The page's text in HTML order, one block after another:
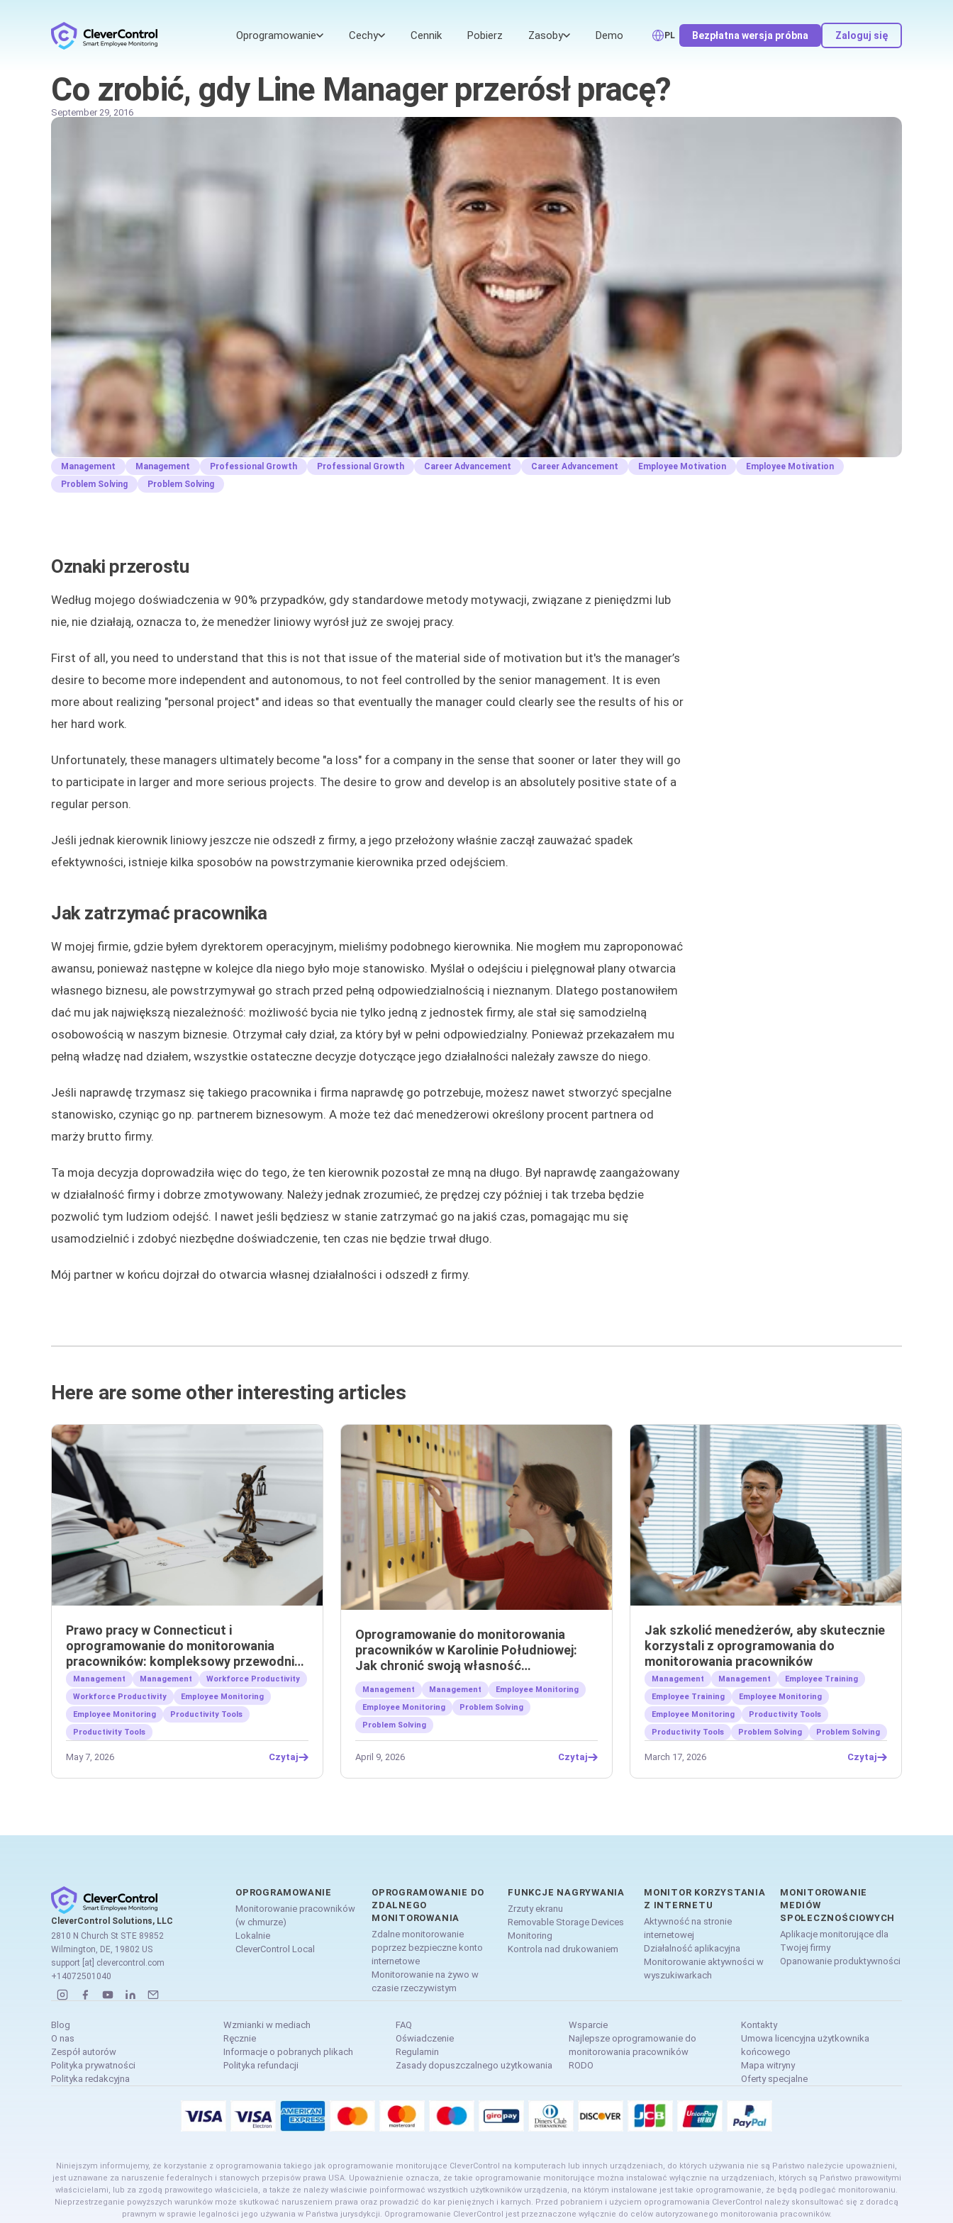
Oprogramowanie Cechy Cennik Pobierz Zasoby Demo PL Bezpłatna wersja próbna Zaloguj się
Co zrobić, gdy Line Manager przerósł pracę?
September 29, 2016
Management Management Professional Growth Professional Growth Career Advancement Career Advancement Employee Motivation
Employee Motivation
Problem Solving
Problem Solving
Oznaki przerostu
Według mojego doświadczenia w 90% przypadków, gdy standardowe metody motywacji, związane z pieniędzmi lub
nie, nie działają, oznacza to, że menedżer liniowy wyrósł już ze swojej pracy.
First of all, you need to understand that this is not that issue of the material side of motivation but it's the manager’s
desire to become more independent and autonomous, to not feel controlled by the senior management. It is even
more about realizing "personal project" and ideas so that eventually the manager could clearly see the results of his or
her hard work.
Unfortunately, these managers ultimately become "a loss" for a company in the sense that sooner or later they will go
to participate in larger and more serious projects. The desire to grow and develop is an absolutely positive state of a
regular person.
Jeśli jednak kierownik liniowy jeszcze nie odszedł z firmy, a jego przełożony właśnie zaczął zauważać spadek
efektywności, istnieje kilka sposobów na powstrzymanie kierownika przed odejściem.
Jak zatrzymać pracownika
W mojej firmie, gdzie byłem dyrektorem operacyjnym, mieliśmy podobnego kierownika. Nie mogłem mu zaproponować
awansu, ponieważ następne w kolejce dla niego było moje stanowisko. Myślał o odejściu i pielęgnował plany otwarcia
własnego biznesu, ale powstrzymywał go strach przed pełną odpowiedzialnością i nieznanym. Dlatego postanowiłem
dać mu jak największą niezależność: możliwość bycia nie tylko jedną z jednostek firmy, ale stał się samodzielną
osobowością w naszym biznesie. Otrzymał cały dział, za który był w pełni odpowiedzialny. Ponieważ przekazałem mu
pełną władzę nad działem, wszystkie ostateczne decyzje dotyczące jego działalności należały zawsze do niego.
Jeśli naprawdę trzymasz się takiego pracownika i firma naprawdę go potrzebuje, możesz nawet stworzyć specjalne
stanowisko, czyniąc go np. partnerem biznesowym. A może też dać menedżerowi określony procent partnera od
marży brutto firmy.
Ta moja decyzja doprowadziła więc do tego, że ten kierownik pozostał ze mną na długo. Był naprawdę zaangażowany
w działalność firmy i dobrze zmotywowany. Należy jednak zrozumieć, że prędzej czy później i tak trzeba będzie
pozwolić tym ludziom odejść. I nawet jeśli będziesz w stanie zatrzymać go na jakiś czas, pomagając mu się
usamodzielnić i zdobyć niezbędne doświadczenie, ten czas nie będzie trwał długo.
Mój partner w końcu dojrzał do otwarcia własnej działalności i odszedł z firmy.
Here are some other interesting articles
Prawo pracy w Connecticut i
oprogramowanie do monitorowania
pracowników: kompleksowy przewodnik
dla pracodawców
Management Management
Workforce Productivity
Workforce Productivity
Employee Monitoring
Employee Monitoring
Productivity Tools
Productivity Tools
May 7, 2026 Czytaj
Oprogramowanie do monitorowania
pracowników w Karolinie Południowej:
Jak chronić swoją własność
intelektualną
Management Management
Employee Monitoring
Employee Monitoring
Problem Solving
Problem Solving
April 9, 2026 Czytaj
Jak szkolić menedżerów, aby skutecznie
korzystali z oprogramowania do
monitorowania pracowników
Management Management
Employee Training
Employee Training
Employee Monitoring
Employee Monitoring
Productivity Tools
Productivity Tools
Problem Solving Problem Solving
March 17, 2026 Czytaj
CleverControl Solutions, LLC
2810 N Church St STE 89852
Wilmington, DE, 19802 US
support [at] clevercontrol.com
+14072501040
OPROGRAMOWANIE
Monitorowanie pracowników
(w chmurze)
Lokalnie
CleverControl Local
OPROGRAMOWANIE DO
ZDALNEGO
MONITOROWANIA
Zdalne monitorowanie
poprzez bezpieczne konto
internetowe
Monitorowanie na żywo w
czasie rzeczywistym
FUNKCJE NAGRYWANIA
Zrzuty ekranu
Removable Storage Devices
Monitoring
Kontrola nad drukowaniem
MONITOR KORZYSTANIA
Z INTERNETU
Aktywność na stronie
internetowej
Działalność aplikacyjna
Monitorowanie aktywności w
wyszukiwarkach
MONITOROWANIE
MEDIÓW
SPOŁECZNOŚCIOWYCH
Aplikacje monitorujące dla
Twojej firmy
Opanowanie produktywności
Blog
O nas
Zespół autorów
Polityka prywatności
Polityka redakcyjna
Wzmianki w mediach
Ręcznie
Informacje o pobranych plikach
Polityka refundacji
FAQ
Oświadczenie
Regulamin
Zasady dopuszczalnego użytkowania
Wsparcie
Najlepsze oprogramowanie do
monitorowania pracowników
RODO
Kontakty
Umowa licencyjna użytkownika
końcowego
Mapa witryny
Oferty specjalne
Niniejszym informujemy, że korzystanie z oprogramowania takiego jak oprogramowanie monitorujące CleverControl na komputerach lub innych urządzeniach, do których używania nie są Państwo należycie upoważnieni,
jest uznawane za naruszenie federalnych i stanowych przepisów prawa USA. Upoważnienie oznacza, że takie oprogramowanie monitorujące można instalować wyłącznie na urządzeniach, których są Państwo prawowitymi
właścicielami, lub za zgodą prawowitego właściciela, a także że należy właściwie poinformować wszystkich użytkowników urządzenia, na którym instalowane jest takie oprogramowanie, że będą podlegać monitorowaniu.
Nieprzestrzeganie powyższych warunków może skutkować naruszeniem prawa oraz prowadzić do kar pieniężnych i karnych. Przed pobraniem i użyciem oprogramowania CleverControl należy skonsultować się z doradcą
prawnym w sprawie legalności jego używania w Państwa jurysdykcji. Oprogramowanie CleverControl jest przeznaczone wyłącznie do celów autoryzowanego monitorowania pracowników.